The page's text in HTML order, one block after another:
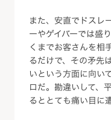
また、安直でドスレ
ーやゲイバーでは盛
くまでお客さんを相
るだけで、その矛先
いという方面に向い
ロだ。勘違いして、
るととても痛い目に